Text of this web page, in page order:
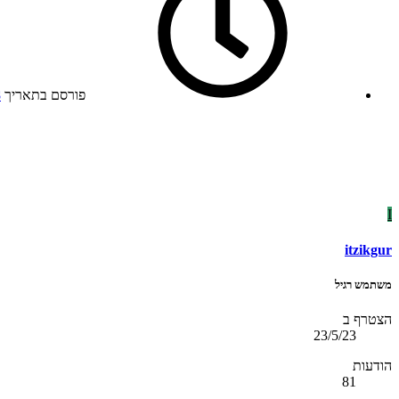
פורסם בתאריך
I
itzikgur
משתמש רגיל
הצטרף ב
23/5/23
הודעות
81